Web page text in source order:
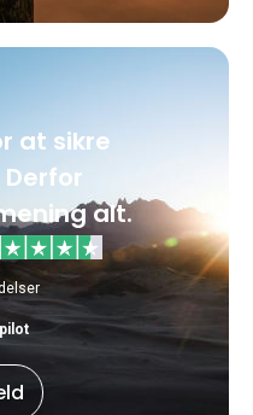
at sikre
alt.